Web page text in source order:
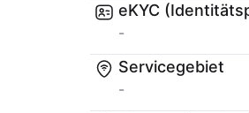
eKYC
-
Servicegebiet
-